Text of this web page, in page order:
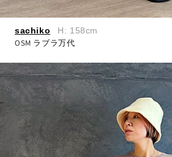
sachiko H: 158cm
OSM ラブラ万代